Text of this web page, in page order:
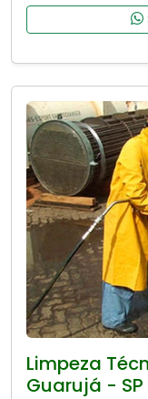
Limpeza
Guarujá - SP